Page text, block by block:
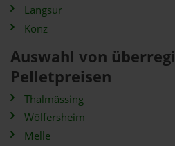
Langsur
Konz
Auswahl von
Pelletpreisen
Thalmässing
Wölfersheim
Melle